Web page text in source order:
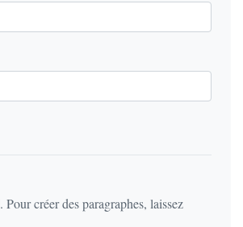
. Pour créer des paragraphes, laissez